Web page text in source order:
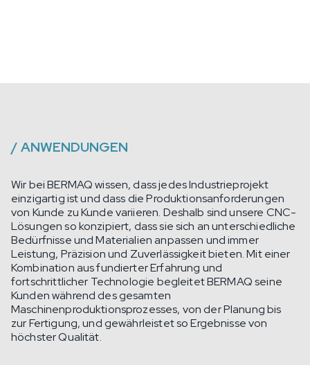
/ANWENDUNGEN
Wir bei BERMAQ wissen, dass jedes Industrieprojekt
einzigartig ist und dass die Produktionsanforderungen
von Kunde zu Kunde variieren. Deshalb sind unsere CNC-
Lösungen so konzipiert, dass sie sich an unterschiedliche
Bedürfnisse und Materialien anpassen und immer
Leistung, Präzision und Zuverlässigkeit bieten. Mit einer
Kombination aus fundierter Erfahrung und
fortschrittlicher Technologie begleitet BERMAQ seine
Kunden während des gesamten
Maschinenproduktionsprozesses, von der Planung bis
zur Fertigung, und gewährleistet so Ergebnisse von
höchster Qualität.